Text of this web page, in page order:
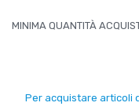
MINIMA QUANTITÀ
Per acquistare articoli